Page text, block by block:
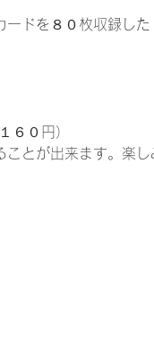
ドを８０枚収録した
６０円）
とが出来ます。楽